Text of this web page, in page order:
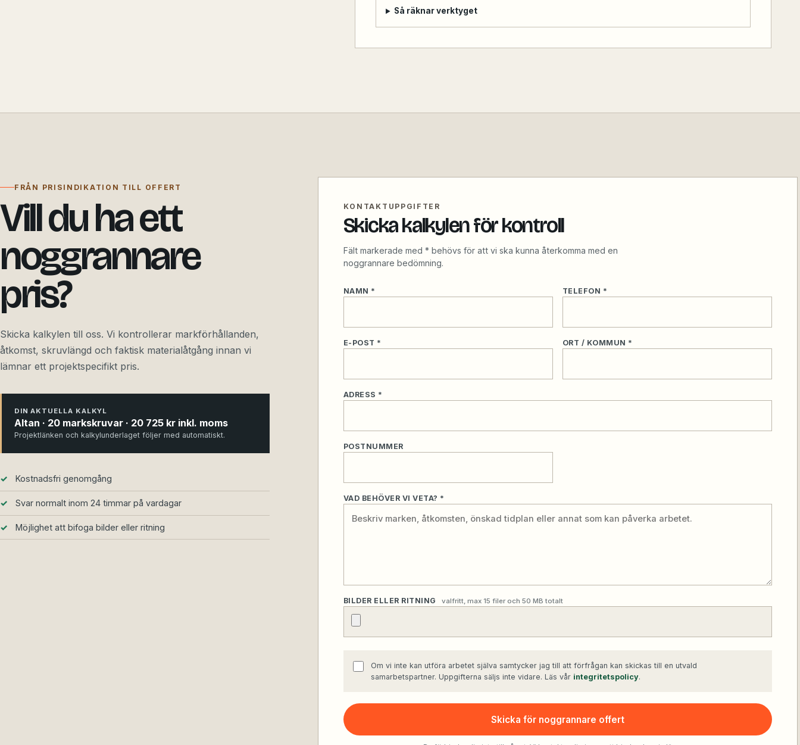
Så räknar verktyget
FRÅN PRISINDIKATION TILL OFFERT
Vill du ha ett
noggrannare
pris?
Skicka kalkylen till oss. Vi kontrollerar markförhållanden,
åtkomst, skruvlängd och faktisk materialåtgång innan vi
lämnar ett projektspecifikt pris.
DIN AKTUELLA KALKYL
Altan · 20 markskruvar · 20 725 kr inkl. moms
Projektlänken och kalkylunderlaget följer med automatiskt.
Kostnadsfri genomgång
Svar normalt inom 24 timmar på vardagar
Möjlighet att bifoga bilder eller ritning
KONTAKTUPPGIFTER
Skicka kalkylen för kontroll
Fält markerade med * behövs för att vi ska kunna återkomma med en
noggrannare bedömning.
NAMN * TELEFON *
E-POST * ORT / KOMMUN *
ADRESS *
POSTNUMMER
VAD BEHÖVER VI VETA? *
BILDER ELLER RITNING valfritt, max 15 filer och 50 MB totalt
Om vi inte kan utföra arbetet själva samtycker jag till att förfrågan kan skickas till en utvald
samarbetspartner. Uppgifterna säljs inte vidare. Läs vår integritetspolicy.
Skicka för noggrannare offert